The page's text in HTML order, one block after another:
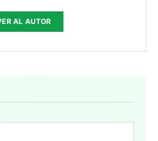
AL AUTOR